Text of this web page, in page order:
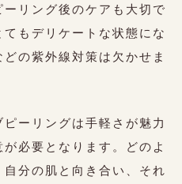
リング後のケアも大切で
もデリケートな状態にな
の紫外線対策は欠かせま
ーリングは手軽さが魅力
必要となります。どのよ
分の肌と向き合い、それ